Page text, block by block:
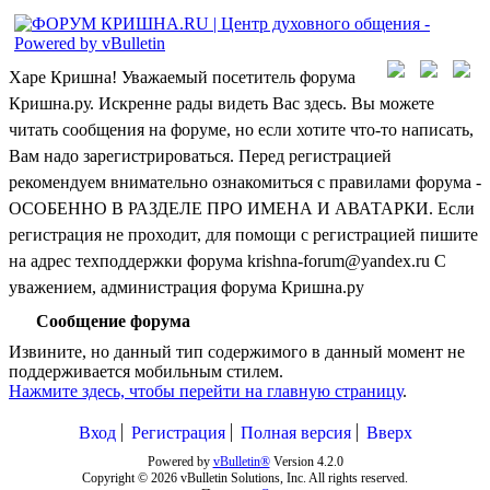
Харе Кришна! Уважаемый посетитель форума
Кришна.ру. Искренне рады видеть Вас здесь. Вы можете
читать сообщения на форуме, но если хотите что-то написать,
Вам надо зарегистрироваться. Перед регистрацией
рекомендуем внимательно ознакомиться с правилами форума -
ОСОБЕННО В РАЗДЕЛЕ ПРО ИМЕНА И АВАТАРКИ. Если
регистрация не проходит, для помощи с регистрацией пишите
на адрес техподдержки форума krishna-forum@yandex.ru С
уважением, администрация форума Кришна.ру
Сообщение форума
Извините, но данный тип содержимого в данный момент не
поддерживается мобильным стилем.
Нажмите здесь, чтобы перейти на главную страницу.
Вход Регистрация Полная версия Вверх
Powered by vBulletin®Version 4.2.0
Copyright © 2026 vBulletin Solutions, Inc. All rights reserved.